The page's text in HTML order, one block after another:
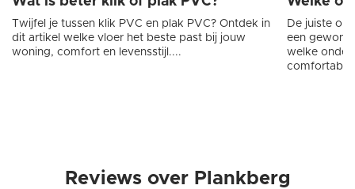
Twijfel je tussen klik PVC en plak PVC? Ontdek in
dit artikel welke vloer het beste past bij jouw
woning, comfort en levensstijl....
De juiste
een gewone
welke
Reviews over Plankberg